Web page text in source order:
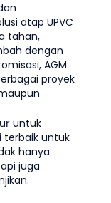
atap UPVC
tahan,
dengan
AGM
proyek
untuk
terbaik untuk
hanya
juga